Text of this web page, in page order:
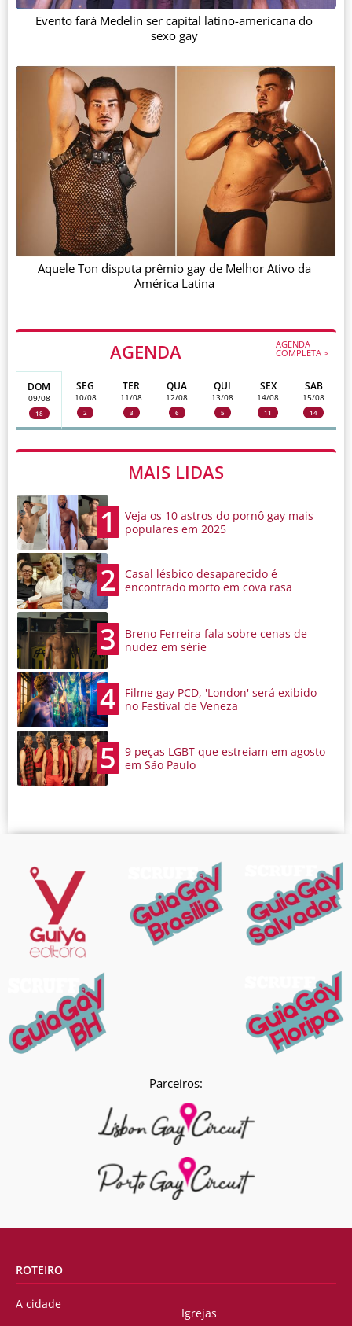
AGENDA AGENDA
COMPLETA >
DOM
09/08
18
SEG
10/08
2
TER
11/08
3
QUA
12/08
6
QUI
13/08
5
SEX
14/08
11
SAB
15/08
14
MAIS LIDAS
1
Veja os 10 astros do pornô gay mais
populares em 2025
2
Casal lésbico desaparecido é
encontrado morto em cova rasa
3
Breno Ferreira fala sobre cenas de
nudez em série
4
Filme gay PCD, 'London' será exibido
no Festival de Veneza
5
9 peças LGBT que estreiam em agosto
em São Paulo
Evento fará Medelín ser capital latino-americana do
sexo gay
Aquele Ton disputa prêmio gay de Melhor Ativo da
América Latina
Parceiros:
ROTEIRO
A cidade
Igrejas